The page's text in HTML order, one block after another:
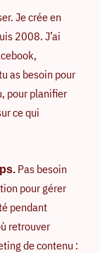
Je crée en
2008. J’ai
as besoin pour
pour planifier
ce qui
Pas besoin
pour gérer
pendant
retrouver
de contenu :